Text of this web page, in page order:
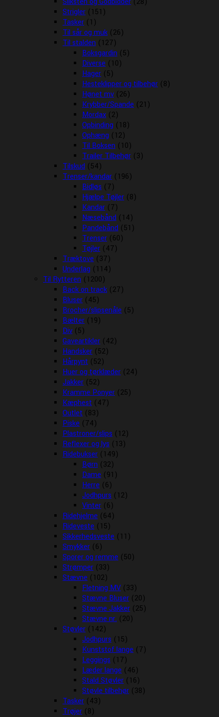
Strigler (151)
Tasker (1)
Til sår og muk (26)
Til stalden (127)
Boksgardin (5)
Diverse (10)
Hager (5)
Hesteklipper og tilbehør (8)
Hønet mv (26)
Krybber/Spande (21)
Mordax (2)
Opbinding (18)
Ophæng (12)
Til Boksen (10)
Trailer Tilbehør (3)
Tilskud (54)
Trenser/kandar (196)
Bidløs (7)
Hjælpe Tøjler (8)
Kandar (7)
Næsebånd (14)
Pandebånd (51)
Trenser (60)
Tøjler (47)
Træktove (37)
Underlag (114)
Til Rytteren (1200)
Back on track (27)
Bluser (45)
Brocher/slipsenåle (5)
Bælter (19)
Div (5)
Gaveartikler (42)
Handsker (52)
Hårpynt (52)
Huer og tørklæder (24)
Jakker (52)
Kramme Ponyer (25)
Kæphest (47)
Outlet (83)
Piske (74)
Plastroner/slips (12)
Reflexer og lys (13)
Ridebukser (149)
Børn (32)
Dame (91)
Herre (6)
Jodhpurs (12)
Vinter (6)
Ridehjelme (64)
Rideveste (15)
Sikkerhedsveste (11)
Smykker (6)
Sporer og remme (50)
Strømper (33)
Stævne (102)
Fletning MV (33)
Stævne Bluser (20)
Stævne Jakker (25)
Stævne nr. (20)
Støvler (142)
Jodhpurs (15)
Kunststof lange (7)
Leggings (17)
Læder lange (46)
Stald Støvler (16)
Støvle tilbehør (38)
Tasker (43)
Trøjer (8)